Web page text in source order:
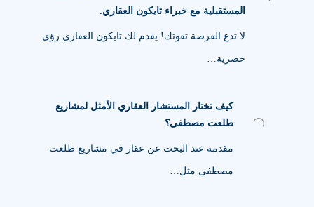
المستقبلية مع خبراء تايكون العقاري.
لا تدع الفرصة تفوتك! يقدم لك تايكون العقاري رؤى
حصرية…
كيف تختار المستشار العقاري الأمثل لمشاريع
طلعت مصطفى؟
مقدمة عند البحث عن عقار في مشاريع طلعت
مصطفى مثل…